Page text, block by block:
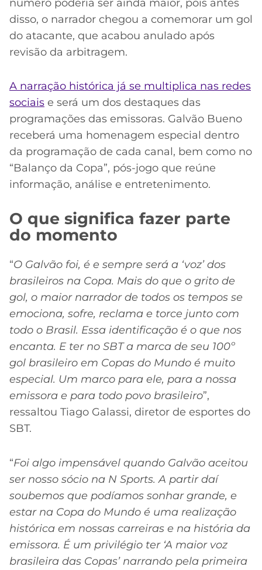
número poderia ser ainda maior, pois antes
disso, o narrador chegou a comemorar um gol
do atacante, que acabou anulado após
revisão da arbitragem.
A narração histórica já se multiplica nas redes
sociais e será um dos destaques das
programações das emissoras. Galvão Bueno
receberá uma homenagem especial dentro
da programação de cada canal, bem como no
“Balanço da Copa”, pós-jogo que reúne
informação, análise e entretenimento.
O que significa fazer parte
do momento
“O Galvão foi, é e sempre será a ‘voz’ dos
brasileiros na Copa. Mais do que o grito de
gol, o maior narrador de todos os tempos se
emociona, sofre, reclama e torce junto com
todo o Brasil. Essa identificação é o que nos
encanta. E ter no SBT a marca de seu 100º
gol brasileiro em Copas do Mundo é muito
especial. Um marco para ele, para a nossa
emissora e para todo povo brasileiro”,
ressaltou Tiago Galassi, diretor de esportes do
SBT.
“Foi algo impensável quando Galvão aceitou
ser nosso sócio na N Sports. A partir daí
soubemos que podíamos sonhar grande, e
estar na Copa do Mundo é uma realização
histórica em nossas carreiras e na história da
emissora. É um privilégio ter ‘A maior voz
brasileira das Copas’ narrando pela primeira